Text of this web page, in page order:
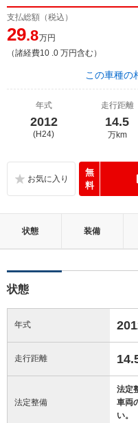
支払総額（税込）
29.8万円
（諸経費10 .0 万円含む）
この車種の
年式
2012
(H24)
走行距離
14.5
万km
無
料
状態 装備
状態
年式
走行距離
法定整備
法定
車両
い。